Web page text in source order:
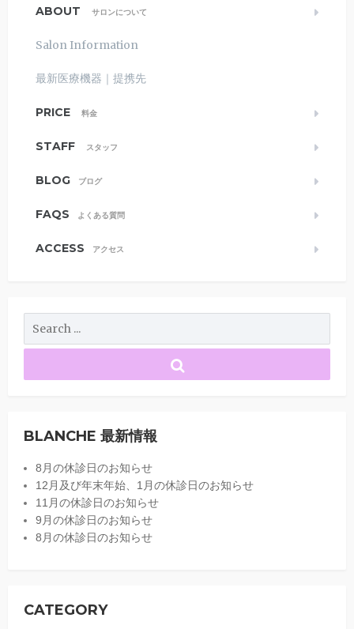
ABOUT サロンについて
Salon Information
最新医療機器｜提携先
PRICE 料金
STAFF スタッフ
BLOG ブログ
FAQS よくある質問
ACCESS アクセス
BLANCHE 最新情報
8月の休診日のお知らせ
12月及び年末年始、1月の休診日のお知らせ
11月の休診日のお知らせ
9月の休診日のお知らせ
8月の休診日のお知らせ
CATEGORY